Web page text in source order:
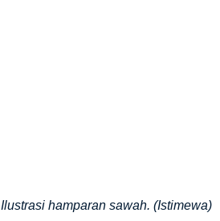
Ilustrasi hamparan sawah. (Istimewa)